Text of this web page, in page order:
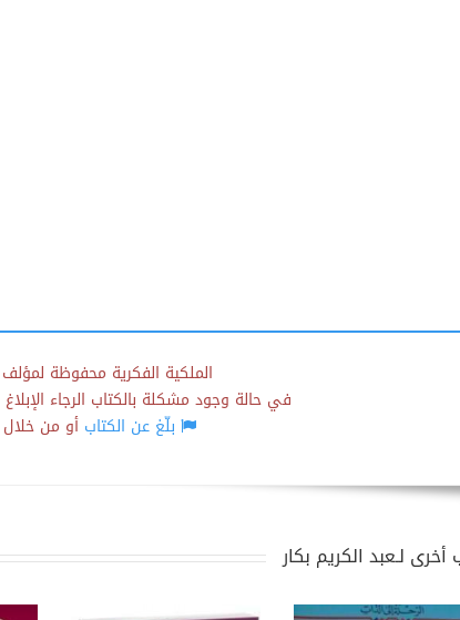
الملكية الفكرية محفوظة لمؤلف
في حالة وجود مشكلة بالكتاب الرجاء الإبلاغ
بلّغ عن الكتابأو من خلال
لـعبد الكريم بكار